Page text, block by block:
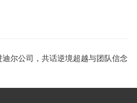
尔公司，共话逆境超越与团队信念